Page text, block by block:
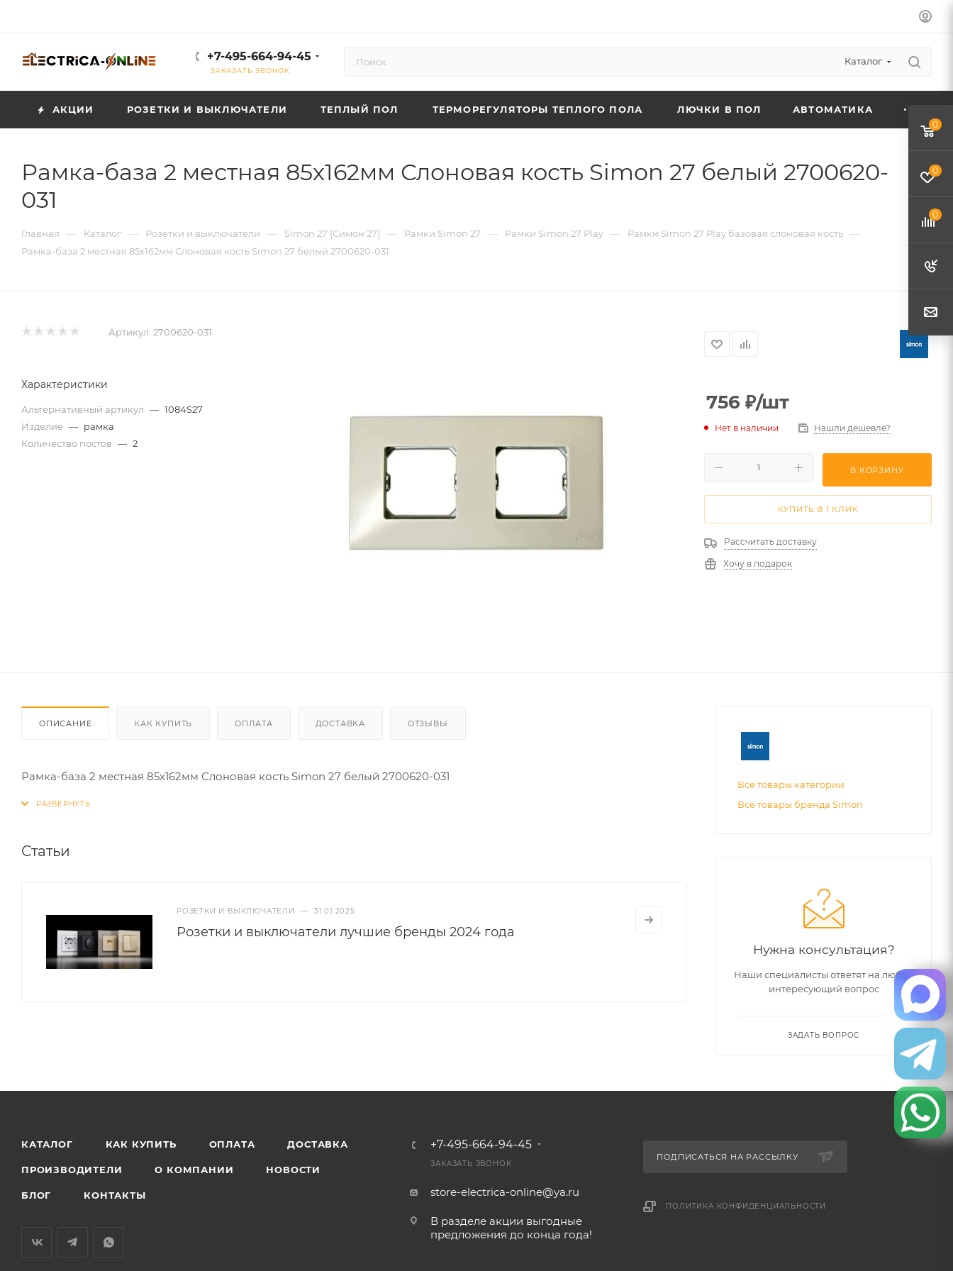
+7-495-664-94-45
ЗАКАЗАТЬ ЗВОНОК
Каталог
АКЦИИ РОЗЕТКИ И ВЫКЛЮЧАТЕЛИ ТЕПЛЫЙ ПОЛ ТЕРМОРЕГУЛЯТОРЫ ТЕПЛОГО ПОЛА ЛЮЧКИ В ПОЛ АВТОМАТИКА
Рамка-база 2 местная 85х162мм Слоновая кость Simon 27 белый 2700620-
031
Главная — Каталог — Розетки и выключатели — Simon 27 (Симон 27) — Рамки Simon 27 — Рамки Simon 27 Play — Рамки Simon 27 Play базовая слоновая кость —
Рамка-база 2 местная 85х162мм Слоновая кость Simon 27 белый 2700620-031
Артикул: 2700620-031
Характеристики
Альтернативный артикул — 1084S27
Изделие — рамка
Количество постов — 2
756 ₽/шт
Нет в наличии Нашли дешевле?
В КОРЗИНУ
КУПИТЬ В 1 КЛИК
Рассчитать доставку
Хочу в подарок
ОПИСАНИЕ КАК КУПИТЬ ОПЛАТА ДОСТАВКА ОТЗЫВЫ
Рамка-база 2 местная 85х162мм Слоновая кость Simon 27 белый 2700620-031
Статьи
РОЗЕТКИ И ВЫКЛЮЧАТЕЛИ — 31.01.2025
Розетки и выключатели лучшие бренды 2024 года
Все товары категории
Все товары бренда Simon
Нужна консультация?
Наши специалисты ответят на любой
интересующий вопрос
ЗАДАТЬ ВОПРОС
КАТАЛОГ КАК КУПИТЬ ОПЛАТА ДОСТАВКА
ПРОИЗВОДИТЕЛИ О КОМПАНИИ НОВОСТИ
БЛОГ КОНТАКТЫ
+7-495-664-94-45
ЗАКАЗАТЬ ЗВОНОК
store-electrica-online@ya.ru
В разделе акции выгодные
предложения до конца года!
ПОДПИСАТЬСЯ НА РАССЫЛКУ
ПОЛИТИКА КОНФИДЕНЦИАЛЬНОСТИ
0
0
0